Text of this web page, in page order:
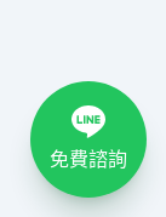
免費諮詢